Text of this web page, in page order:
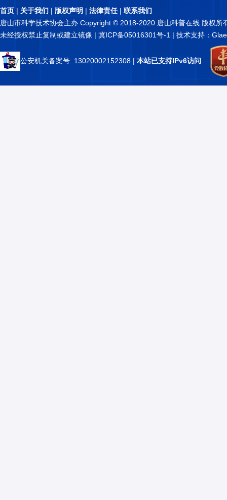
首页 | 关于我们 | 版权声明 | 法律责任| 联系我们
唐山市科学技术协会主办 Copyright © 2018-2020 唐山科普在线 版权所
未经授权禁止复制或建立镜像 | 冀ICP备05016301号-1 | 技术支持：
公安机关备案号: 13020002152308 | 本站已支持IPv6访问